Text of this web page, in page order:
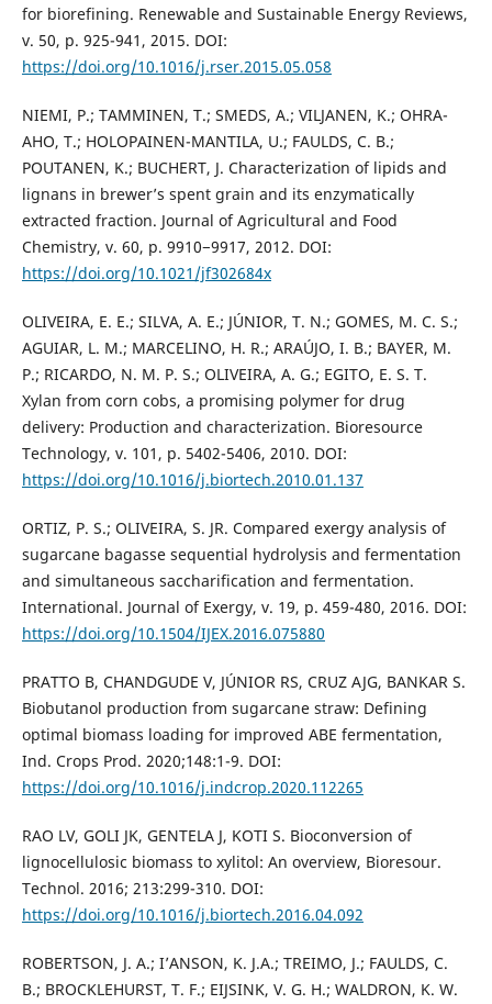
for biorefining. Renewable and Sustainable Energy Reviews,
v. 50, p. 925-941, 2015. DOI:
https://doi.org/10.1016/j.rser.2015.05.058
NIEMI, P.; TAMMINEN, T.; SMEDS, A.; VILJANEN, K.; OHRA-
AHO, T.; HOLOPAINEN-MANTILA, U.; FAULDS, C. B.;
POUTANEN, K.; BUCHERT, J. Characterization of lipids and
lignans in brewer’s spent grain and its enzymatically
extracted fraction. Journal of Agricultural and Food
Chemistry, v. 60, p. 9910−9917, 2012. DOI:
https://doi.org/10.1021/jf302684x
OLIVEIRA, E. E.; SILVA, A. E.; JÚNIOR, T. N.; GOMES, M. C. S.;
AGUIAR, L. M.; MARCELINO, H. R.; ARAÚJO, I. B.; BAYER, M.
P.; RICARDO, N. M. P. S.; OLIVEIRA, A. G.; EGITO, E. S. T.
Xylan from corn cobs, a promising polymer for drug
delivery: Production and characterization. Bioresource
Technology, v. 101, p. 5402-5406, 2010. DOI:
https://doi.org/10.1016/j.biortech.2010.01.137
ORTIZ, P. S.; OLIVEIRA, S. JR. Compared exergy analysis of
sugarcane bagasse sequential hydrolysis and fermentation
and simultaneous saccharification and fermentation.
International. Journal of Exergy, v. 19, p. 459-480, 2016. DOI:
https://doi.org/10.1504/IJEX.2016.075880
PRATTO B, CHANDGUDE V, JÚNIOR RS, CRUZ AJG, BANKAR S.
Biobutanol production from sugarcane straw: Defining
optimal biomass loading for improved ABE fermentation,
Ind. Crops Prod. 2020;148:1-9. DOI:
https://doi.org/10.1016/j.indcrop.2020.112265
RAO LV, GOLI JK, GENTELA J, KOTI S. Bioconversion of
lignocellulosic biomass to xylitol: An overview, Bioresour.
Technol. 2016; 213:299-310. DOI:
https://doi.org/10.1016/j.biortech.2016.04.092
ROBERTSON, J. A.; I’ANSON, K. J.A.; TREIMO, J.; FAULDS, C.
B.; BROCKLEHURST, T. F.; EIJSINK, V. G. H.; WALDRON, K. W.